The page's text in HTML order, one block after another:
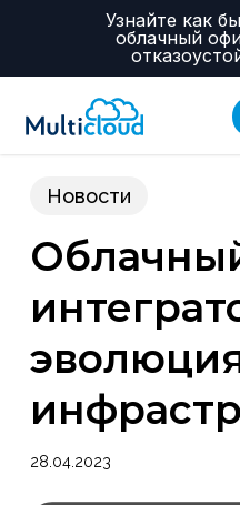
Узнайте как
облачный
Новости
28.04.2023